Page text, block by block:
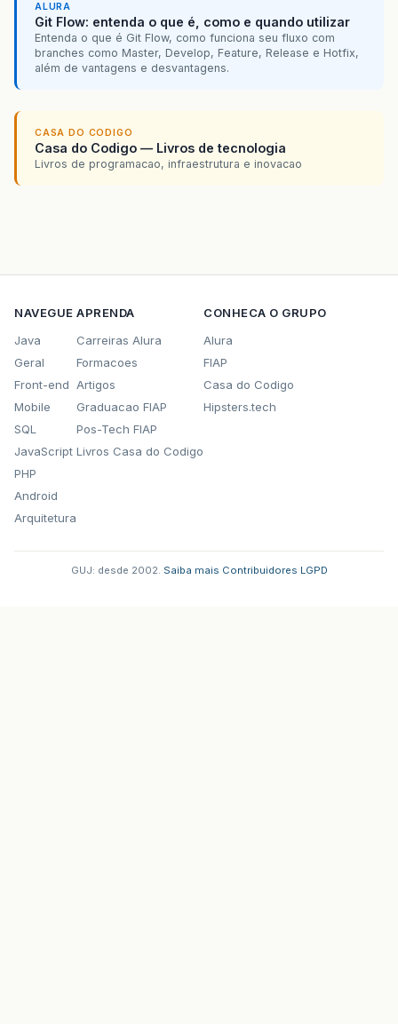
ALURA
Git Flow: entenda o que é, como e quando utilizar
Entenda o que é Git Flow, como funciona seu fluxo com
branches como Master, Develop, Feature, Release e Hotfix,
além de vantagens e desvantagens.
CASA DO CODIGO
Casa do Codigo — Livros de tecnologia
Livros de programacao, infraestrutura e inovacao
NAVEGUE
Java
Geral
Front-end
Mobile
SQL
JavaScript
PHP
Android
Arquitetura
APRENDA
Carreiras Alura
Formacoes
Artigos
Graduacao FIAP
Pos-Tech FIAP
Livros Casa do Codigo
CONHECA O GRUPO
Alura
FIAP
Casa do Codigo
Hipsters.tech
GUJ: desde 2002. Saiba mais Contribuidores LGPD